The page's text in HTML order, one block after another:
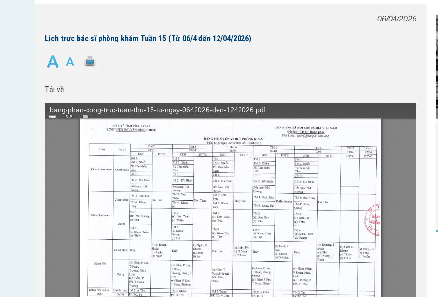
06/04/2026
Lịch trực bác sĩ phòng khám Tuần 15 (Từ 06/4 đến 12/04/2026)
Tải về